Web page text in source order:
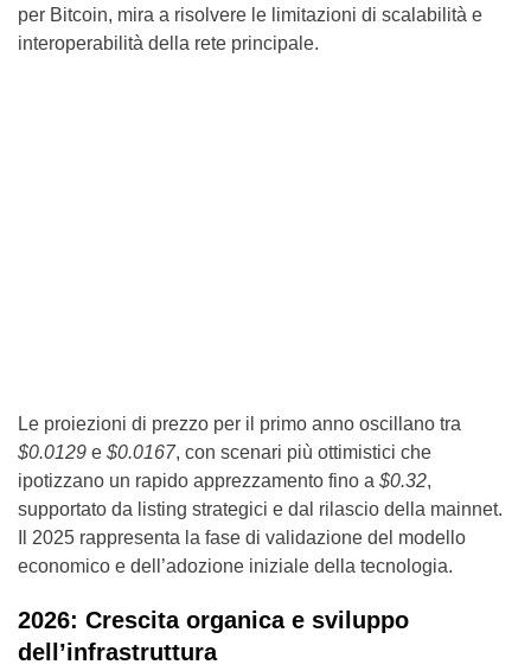
per Bitcoin, mira a risolvere le limitazioni di scalabilità e
interoperabilità della rete principale.
Le proiezioni di prezzo per il primo anno oscillano tra
$0.0129 e $0.0167, con scenari più ottimistici che
ipotizzano un rapido apprezzamento fino a $0.32,
supportato da listing strategici e dal rilascio della mainnet.
Il 2025 rappresenta la fase di validazione del modello
economico e dell’adozione iniziale della tecnologia.
2026: Crescita organica e sviluppo
dell’infrastruttura